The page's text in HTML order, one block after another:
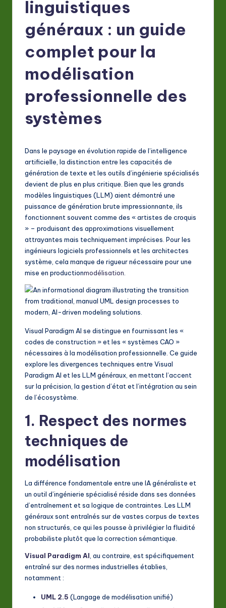
in
A
&
S
ft
w
In
ti
o
linguistiques
généraux : un guide
complet pour la
modélisation
professionnelle des
systèmes
Dans le paysage en évolution rapide de l’intelligence
artificielle, la distinction entre les capacités de
génération de texte et les outils d’ingénierie spécialisés
devient de plus en plus critique. Bien que les grands
modèles linguistiques (LLM) aient démontré une
puissance de génération brute impressionnante, ils
fonctionnent souvent comme des « artistes de croquis
» – produisant des approximations visuellement
attrayantes mais techniquement imprécises. Pour les
ingénieurs logiciels professionnels et les architectes
système, cela manque de rigueur nécessaire pour une
mise en productionmodélisation
Visual Paradigm AI se distingue en fournissant les «
codes de construction » et les « systèmes CAO »
nécessaires à la modélisation professionnelle. Ce guide
explore les divergences techniques entre Visual
Paradigm AI et les LLM généraux, en mettant l’accent
sur la précision, la gestion d’état et l’intégration au sein
de l’écosystème.
1. Respect des normes
techniques de
modélisation
La différence fondamentale entre une IA généraliste et
un outil d’ingénierie spécialisé réside dans ses données
d’entraînement et sa logique de contraintes. Les LLM
généraux sont entraînés sur de vastes corpus de textes
non structurés, ce qui les pousse à privilégier la fluidité
probabiliste plutôt que la correction sémantique.
Visual Paradigm AI , au contraire, est spécifiquement
entraîné sur des normes industrielles établies,
notamment :
UML 2.5 (Langage de modélisation unifié)